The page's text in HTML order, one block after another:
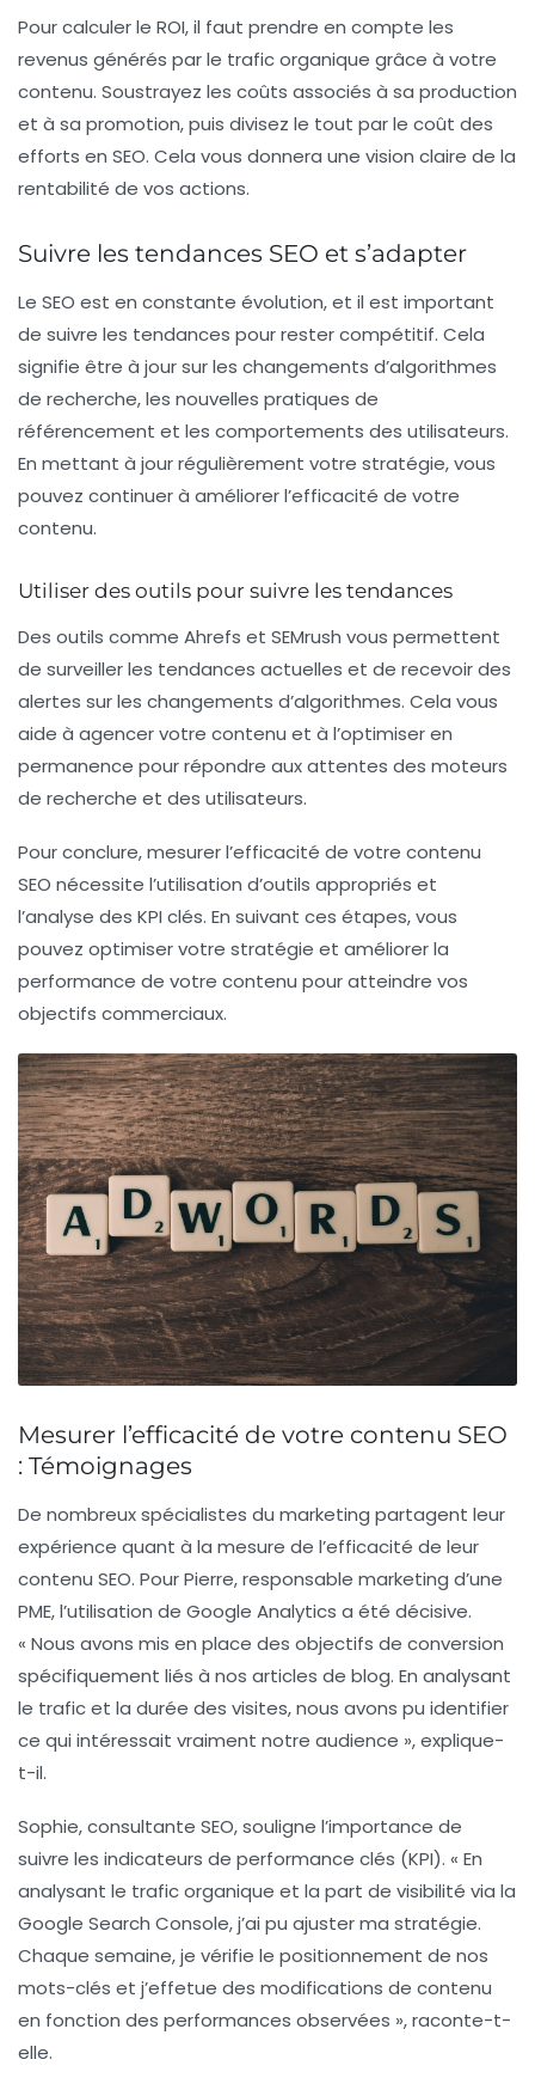
Pour calculer le ROI, il faut prendre en compte les
revenus générés par le trafic organique grâce à votre
contenu. Soustrayez les coûts associés à sa production
et à sa promotion, puis divisez le tout par le coût des
efforts en SEO. Cela vous donnera une vision claire de la
rentabilité de vos actions.
Suivre les tendances SEO et s’adapter
Le SEO est en constante évolution, et il est important
de suivre les tendances pour rester compétitif. Cela
signifie être à jour sur les changements d’algorithmes
de recherche, les nouvelles pratiques de
référencement et les comportements des utilisateurs.
En mettant à jour régulièrement votre stratégie, vous
pouvez continuer à améliorer l’efficacité de votre
contenu.
Utiliser des outils pour suivre les tendances
Des outils comme Ahrefs et SEMrush vous permettent
de surveiller les tendances actuelles et de recevoir des
alertes sur les changements d’algorithmes. Cela vous
aide à agencer votre contenu et à l’optimiser en
permanence pour répondre aux attentes des moteurs
de recherche et des utilisateurs.
Pour conclure, mesurer l’efficacité de votre contenu
SEO nécessite l’utilisation d’outils appropriés et
l’analyse des KPI clés. En suivant ces étapes, vous
pouvez optimiser votre stratégie et améliorer la
performance de votre contenu pour atteindre vos
objectifs commerciaux.
Mesurer l’efficacité de votre contenu SEO
: Témoignages
De nombreux spécialistes du marketing partagent leur
expérience quant à la mesure de l’efficacité de leur
contenu SEO. Pour Pierre, responsable marketing d’une
PME, l’utilisation de Google Analytics a été décisive.
« Nous avons mis en place des objectifs de conversion
spécifiquement liés à nos articles de blog. En analysant
le trafic et la durée des visites, nous avons pu identifier
ce qui intéressait vraiment notre audience », explique-
t-il.
Sophie, consultante SEO, souligne l’importance de
suivre les indicateurs de performance clés (KPI). « En
analysant le trafic organique et la part de visibilité via la
Google Search Console, j’ai pu ajuster ma stratégie.
Chaque semaine, je vérifie le positionnement de nos
mots-clés et j’effetue des modifications de contenu
en fonction des performances observées », raconte-t-
elle.